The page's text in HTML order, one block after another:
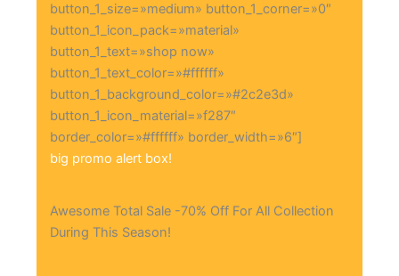
button_1_size=»medium» button_1_corner=»0″
button_1_icon_pack=»material»
button_1_text=»shop now»
button_1_text_color=»#ffffff»
button_1_background_color=»#2c2e3d»
button_1_icon_material=»f287″
border_color=»#ffffff» border_width=»6″]
big promo alert box!
Awesome Total Sale -70% Off For All Collection
During This Season!